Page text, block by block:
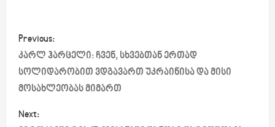
P
o
s
t
Previous:
კარლ ჰარცელი: ჩვენ, სხვებთან ერთად
სოლიდარობით ვდგავართ უკრაინისა და მისი
მოსახლეობას მიმართ
Next: